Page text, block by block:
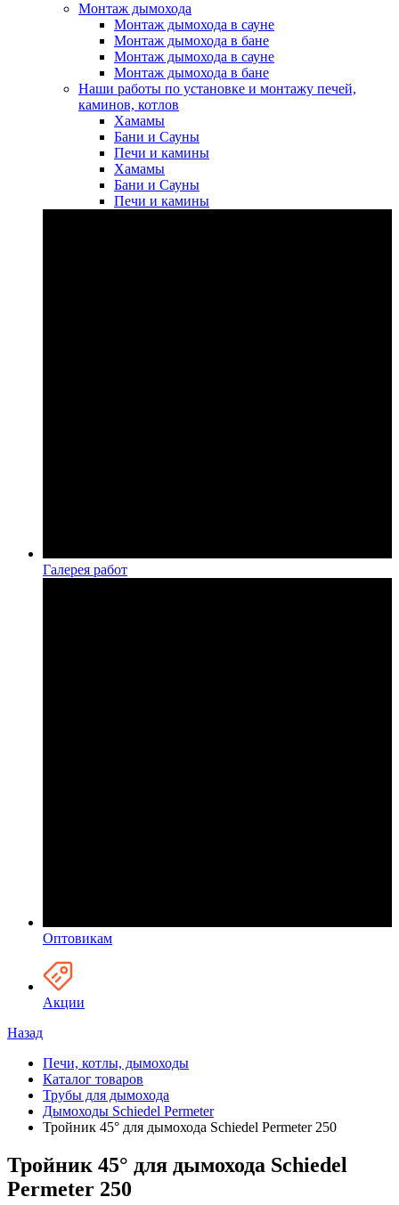
Монтаж дымохода
Монтаж дымохода в сауне
Монтаж дымохода в бане
Монтаж дымохода в сауне
Монтаж дымохода в бане
Наши работы по установке и монтажу печей,
каминов, котлов
Хамамы
Бани и Сауны
Печи и камины
Хамамы
Бани и Сауны
Печи и камины
Галерея работ
Оптовикам
Акции
Назад
Печи, котлы, дымоходы
Каталог товаров
Трубы для дымохода
Дымоходы Schiedel Permeter
Тройник 45° для дымохода Schiedel Permeter 250
Тройник 45° для дымохода Schiedel
Permeter 250